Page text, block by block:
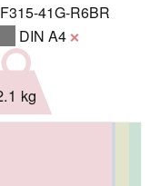
41G-R6BR
DIN A4 ❌
kg